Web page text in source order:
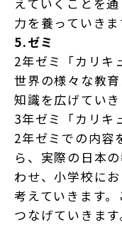
力を養っていきま
5.ゼミ
2年ゼミ「カリキ
世界の様々な教
知識を広げていき
3年ゼミ「カリキ
2年ゼミでの内容
ら、実際の日本
わせ、小学校に
考えていきます
つなげていきます